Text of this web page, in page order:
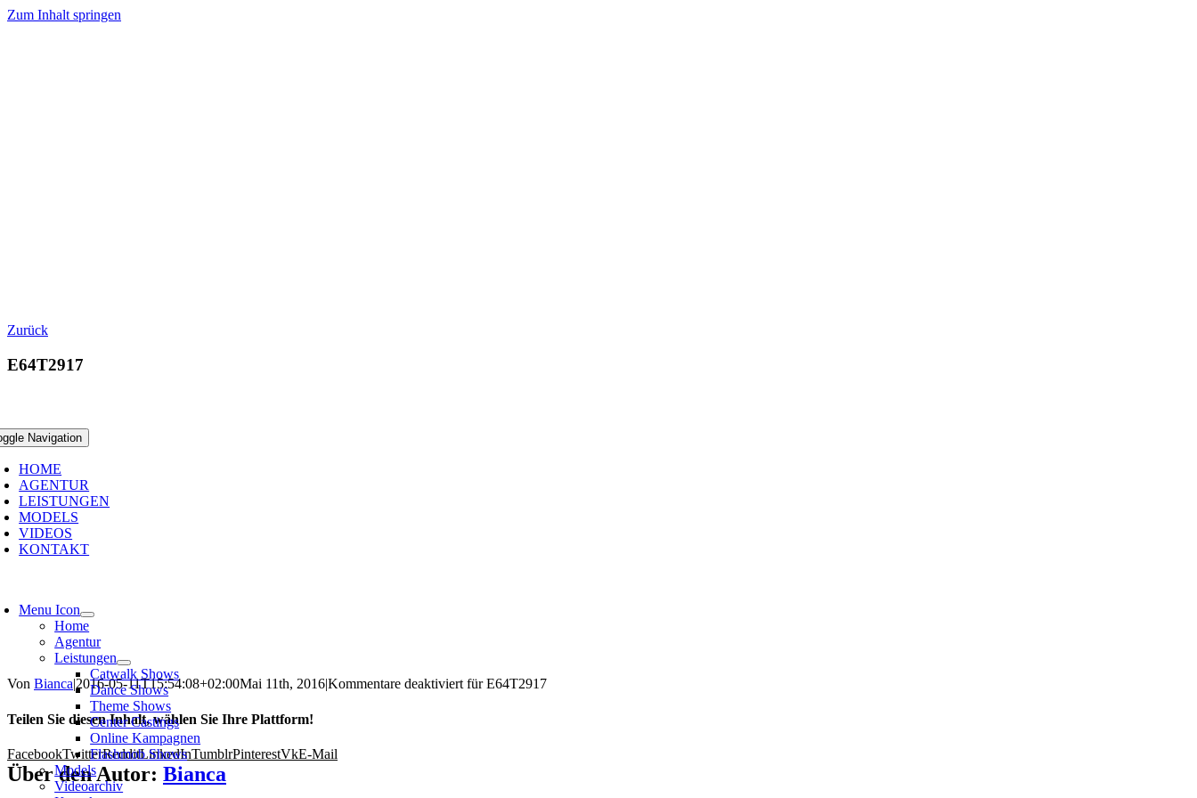
Zum Inhalt springen
Navigation
HOME
AGENTUR
LEISTUNGEN
MODELS
VIDEOS
KONTAKT
Menu Icon
Home
Agentur
Leistungen
Catwalk Shows
Dance Shows
Theme Shows
Center Castings
Online Kampagnen
Flashmob Shows
Models
Videoarchiv
Zurück
E64T2917
Von Bianca|2016-05-11T15:54:08+02:00Mai 11th, 2016|Kommentare deaktiviertfür E64T2917
Teilen Sie diesen Inhalt, wählen Sie Ihre Plattform!
FacebookTwitterRedditLinkedInTumblrPinterestVkE-Mail
Über den Autor: Bianca